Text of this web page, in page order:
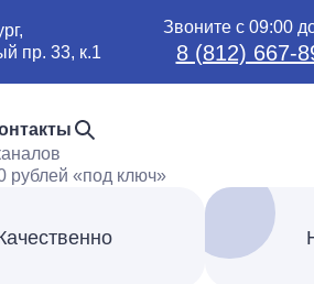
пр. 33, к.1
Звоните с 09:00
8 (812) 667-
Обновление цен —
цены по телефону